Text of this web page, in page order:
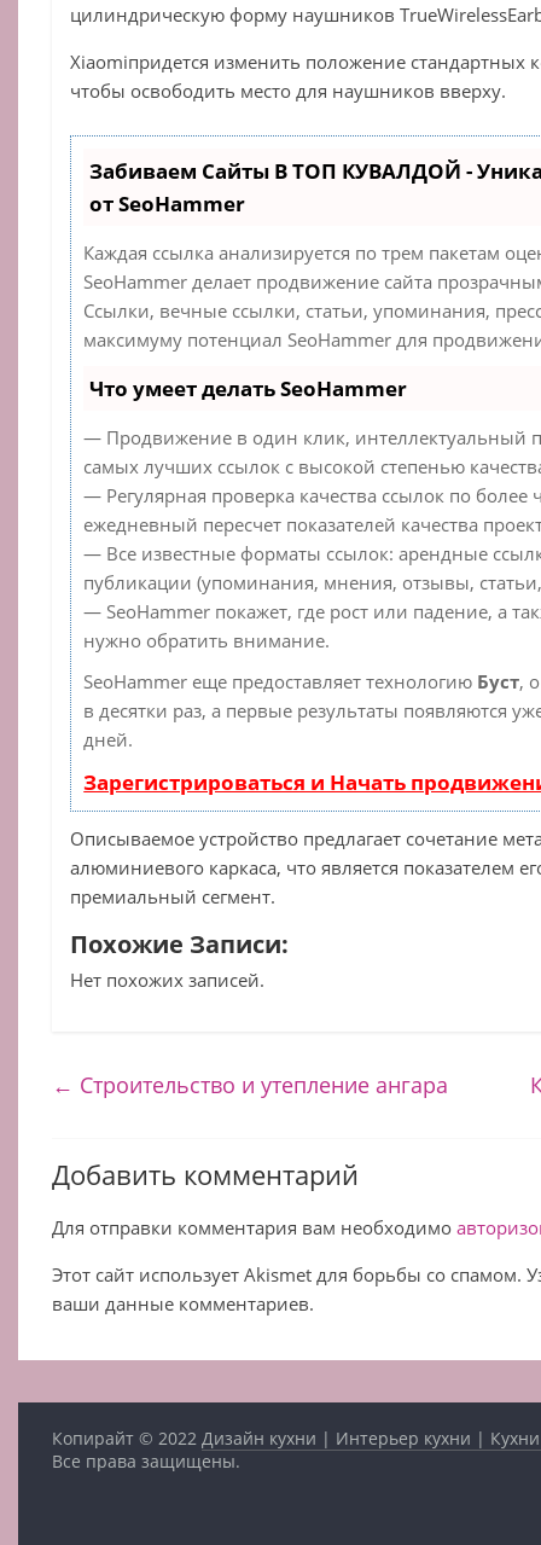
цилиндрическую форму наушников
Xiaomiпридется изменить положение стандартных
чтобы освободить место для наушников вверху.
Забиваем Сайты В ТОП КУВАЛДОЙ -
от SeoHammer
Каждая ссылка анализируется по трем пакетам
SeoHammer делает продвижение сайта
Ссылки, вечные ссылки, статьи, упоминания,
максимуму потенциал SeoHammer для
Что умеет делать SeoHammer
— Продвижение в один клик, интеллектуальный
самых лучших ссылок с высокой степенью
— Регулярная проверка качества ссылок по более
ежедневный пересчет показателей качества
— Все известные форматы ссылок: арендные
публикации (упоминания, мнения, отзывы,
— SeoHammer покажет, где рост или падение, а
нужно обратить внимание.
SeoHammer еще предоставляет технологию Буст,
в десятки раз, а первые результаты появляются
дней.
Зарегистрироваться и Начать
Описываемое устройство предлагает сочетание
алюминиевого каркаса, что является показателем
премиальный сегмент.
Похожие Записи:
Нет похожих записей.
← Строительство и утепление ангара
Добавить комментарий
Для отправки комментария вам необходимо
Этот сайт использует Akismet для борьбы со спамом.
ваши данные комментариев.
Копирайт © 2022Дизайн кухни | Интерьер кухни |
Все права защищены.